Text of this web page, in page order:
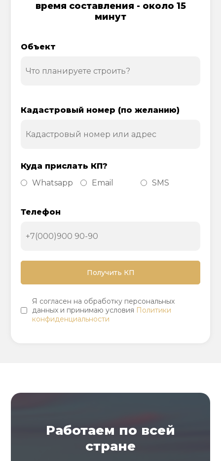
время составления - около 15
минут
Объект
Кадастровый номер (по желанию)
Куда прислать КП?
Whatsapp
Email SMS
Телефон
Я согласен на обработку персональных
данных и принимаю условия Политики
конфиденциальности
Работаем по всей
стране